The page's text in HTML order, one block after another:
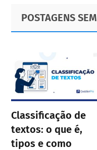
Primary
Sidebar
Footer
POSTAGENS
Classificação de
textos: o que é,
tipos e como